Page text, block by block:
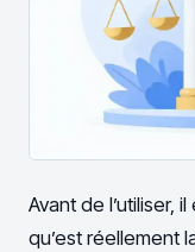
Avant de l’utiliser,
qu’est réellement